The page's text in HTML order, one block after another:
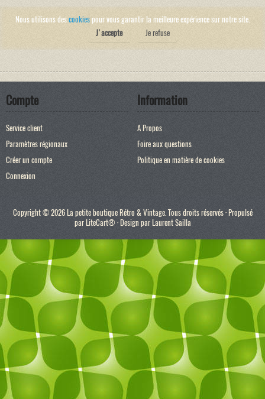
Nous utilisons descookiespour vous garantir la meilleure expérience sur notre site.
J'accepte
Je refuse
Compte
Service client
Paramètres régionaux
Créer un compte
Connexion
Information
A Propos
Foire aux questions
Politique en matière de cookies
Copyright © 2026 La petite boutique Rétro & Vintage. Tous droits réservés · Propulsé
parLiteCart® · Design parLaurent Sailla